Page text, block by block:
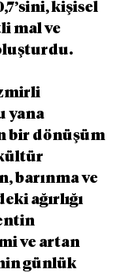
kişisel
mal ve
yana
bir dönüşüm
kültür
barınma ve
ağırlığı
ve artan
günlük